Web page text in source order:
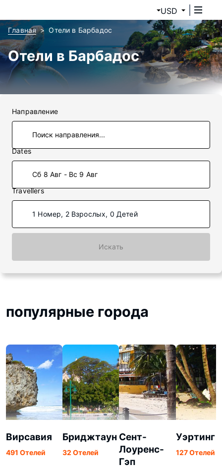
USD
Главная Отели в Барбадос
Отели в Барбадос
Направление
Dates
Сб 8 Авг - Вс 9 Авг
Travellers
1 Номер, 2 Взрослых, 0 Детей
Искать
популярные города
Вирсавия
491 Отелей
Бриджтаун
32 Отелей
Сент-
Лоуренс-
Гэп
Уэртинг
127 Отелей